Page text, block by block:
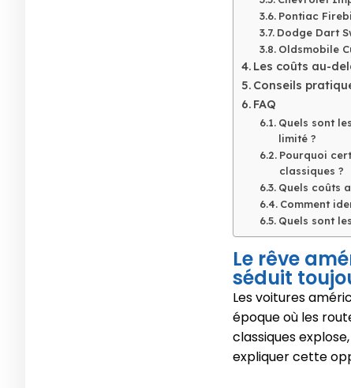
Pontiac
Dodge Dart
Oldsmobile
Les coûts au-
Conseils
FAQ
Quels sont
limité ?
Pourquoi
classiques ?
Quels coûts
Comment
Quels sont
Le rêve
séduit
Les voitures
époque où les
classiques explose,
expliquer cette